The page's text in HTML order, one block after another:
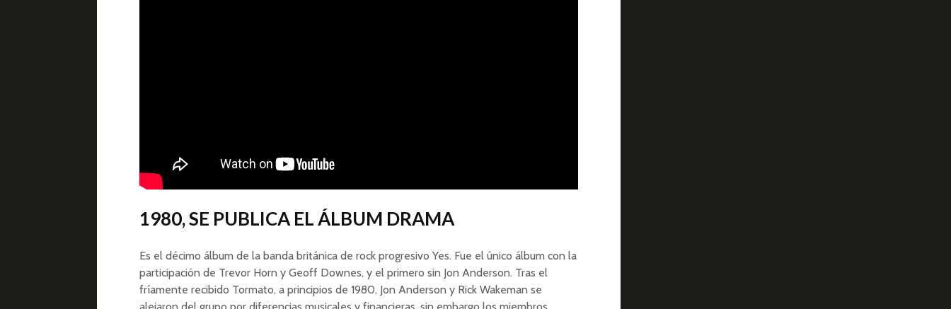
1980, SE PUBLICA EL ÁLBUM DRAMA
Es el décimo álbum de la banda británica de rock progresivo Yes. Fue el único álbum con la
participación de Trevor Horn y Geoff Downes, y el primero sin Jon Anderson. Tras el
fríamente recibido Tormato, a principios de 1980, Jon Anderson y Rick Wakeman se